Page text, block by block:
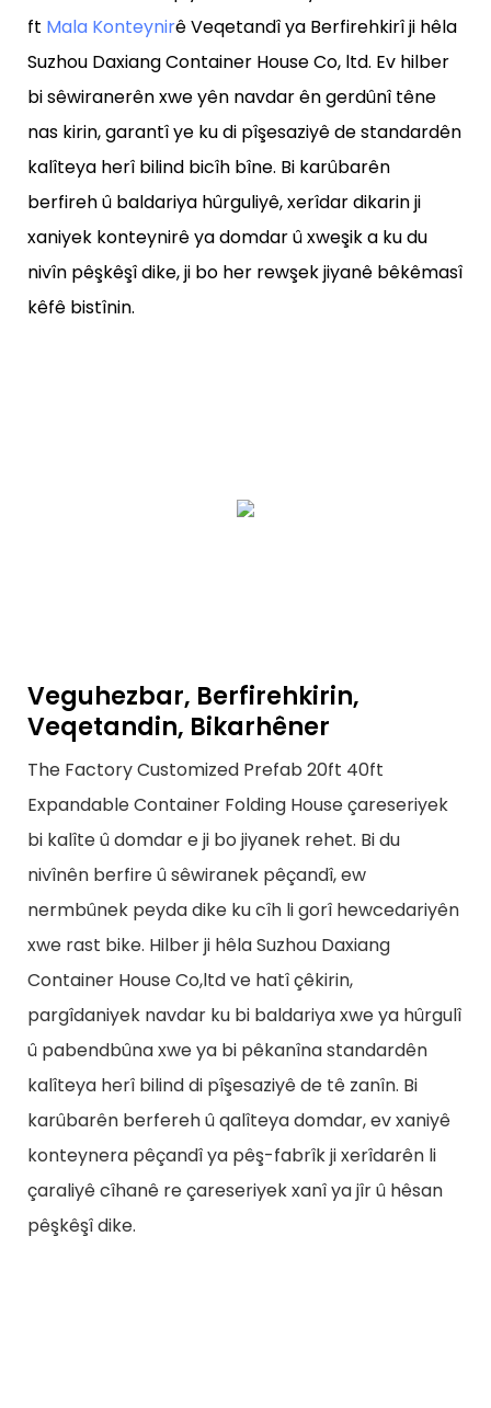
ft Mala Konteynirê Veqetandî ya Berfirehkirî ji hêla
Suzhou Daxiang Container House Co, ltd. Ev hilber
bi sêwiranerên xwe yên navdar ên gerdûnî têne
nas kirin, garantî ye ku di pîşesaziyê de standardên
kalîteya herî bilind bicîh bîne. Bi karûbarên
berfireh û baldariya hûrguliyê, xerîdar dikarin ji
xaniyek konteynirê ya domdar û xweşik a ku du
nivîn pêşkêşî dike, ji bo her rewşek jiyanê bêkêmasî
kêfê bistînin.
Veguhezbar, Berfirehkirin,
Veqetandin, Bikarhêner
The Factory Customized Prefab 20ft 40ft
Expandable Container Folding House çareseriyek
bi kalîte û domdar e ji bo jiyanek rehet. Bi du
nivînên berfire û sêwiranek pêçandî, ew
nermbûnek peyda dike ku cîh li gorî hewcedariyên
xwe rast bike. Hilber ji hêla Suzhou Daxiang
Container House Co,ltd ve hatî çêkirin,
pargîdaniyek navdar ku bi baldariya xwe ya hûrgulî
û pabendbûna xwe ya bi pêkanîna standardên
kalîteya herî bilind di pîşesaziyê de tê zanîn. Bi
karûbarên berfereh û qalîteya domdar, ev xaniyê
konteynera pêçandî ya pêş-fabrîk ji xerîdarên li
çaraliyê cîhanê re çareseriyek xanî ya jîr û hêsan
pêşkêşî dike.